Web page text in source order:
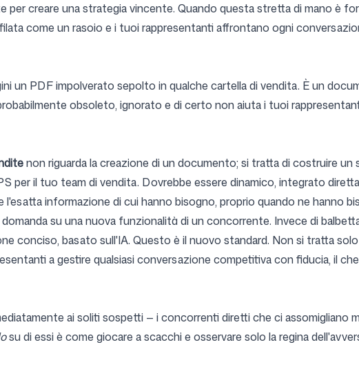
creare una strategia vincente. Quando questa stretta di mano è
come un rasoio e i tuoi rappresentanti affrontano ogni
un PDF impolverato sepolto in qualche cartella di vendita. È un
obsoleto, ignorato e di certo non aiuta i tuoi
non riguarda la creazione di un documento; si tratta di costruire un
per il tuo team di vendita. Dovrebbe essere dinamico, integrato
informazione di cui hanno bisogno, proprio quando ne hanno
su una nuova funzionalità di un concorrente. Invece di
conciso, basato sull'IA. Questo è il nuovo standard. Non si tratta
a gestire qualsiasi conversazione competitiva con fiducia, il
ai soliti sospetti — i concorrenti diretti che ci assomigliano
su di essi è come giocare a scacchi e osservare solo la regina